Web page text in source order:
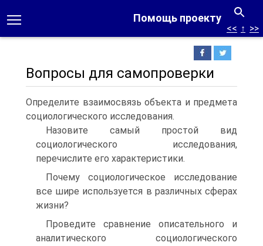
Помощь проекту
<< ↑ >>
Вопросы для самопроверки
Определите взаимосвязь объекта и предмета
социологического исследования.
Назовите самый простой вид
социологического исследования,
перечислите его характеристики.
Почему социологическое исследование
все шире используется в различных сферах
жизни?
Проведите сравнение описательного и
аналитического социологического